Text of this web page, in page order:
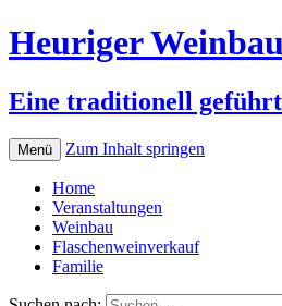
Heuriger
Eine traditionell
Menü Zum Inhalt springen
Home
Veranstaltungen
Weinbau
Flaschenweinverkauf
Familie